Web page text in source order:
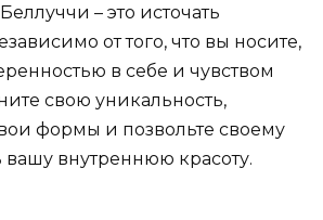
– это источать
от того, что вы носите,
в себе и чувством
свою уникальность,
формы и позвольте своему
вашу внутреннюю красоту.